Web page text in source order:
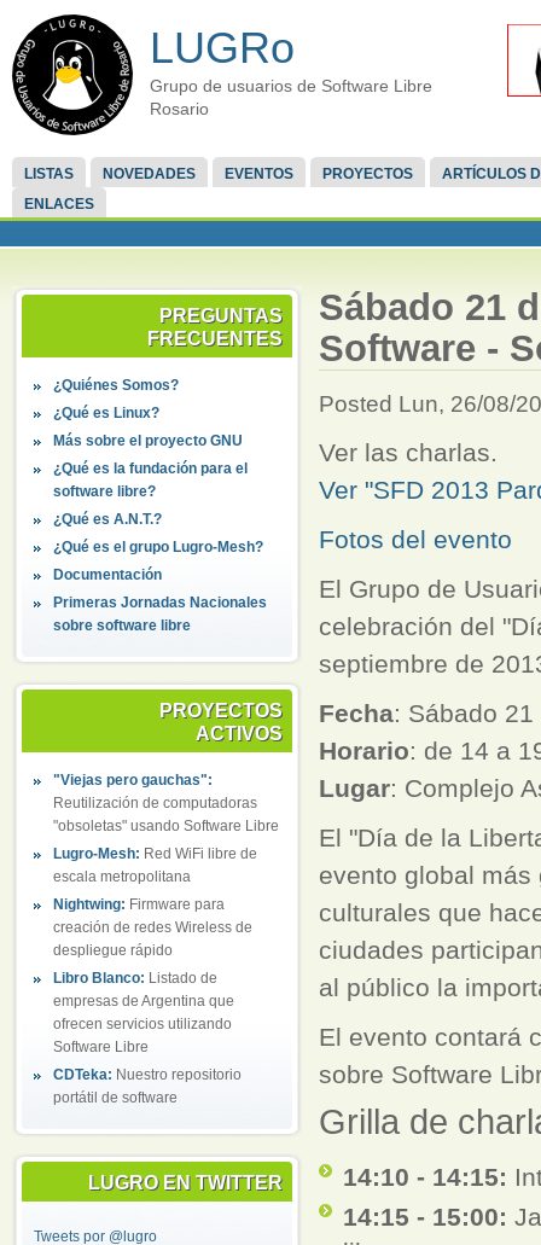
LUGRo
Grupo de usuarios de Software Libre
Rosario
LISTAS NOVEDADES EVENTOS PROYECTOS
ARTÍCULOS
ENLACES
PREGUNTAS
FRECUENTES
¿Quiénes Somos?
¿Qué es Linux?
Más sobre el proyecto GNU
¿Qué es la fundación para el
software libre?
¿Qué es A.N.T.?
¿Qué es el grupo Lugro-Mesh?
Documentación
Primeras Jornadas Nacionales
sobre software libre
PROYECTOS
ACTIVOS
"Viejas pero gauchas":
Reutilización de computadoras
"obsoletas" usando Software Libre
Lugro-Mesh: Red WiFi libre de
escala metropolitana
Nightwing: Firmware para
creación de redes Wireless de
despliegue rápido
Libro Blanco: Listado de
empresas de Argentina que
ofrecen servicios utilizando
Software Libre
CDTeka: Nuestro repositorio
portátil de software
LUGRO EN TWITTER
Tweets por @lugro
Sábado 21
Software -
Posted Lun, 26/08/
Ver las charlas.
Ver "SFD 2013
Fotos del evento
El Grupo de
celebración del
septiembre de
Fecha: Sábado
Horario: de 14 a
Lugar: Complejo
El "Día de la
evento global
culturales que
ciudades
al público la
El evento contará
sobre Software
Grilla de
14:10 - 14:15:
14:15 - 15:00: